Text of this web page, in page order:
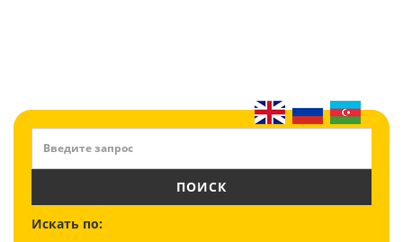
ПОИСК
Искать по: